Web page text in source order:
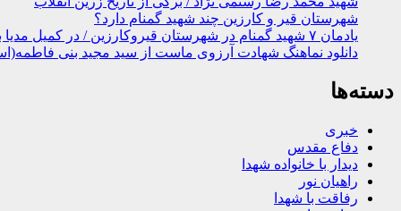
شهرستان قیر و کارزین چند شهید گمنام دارد؟
یادمان ۷ شهید گمنام در شهرستان قیروکارزین / در کمیل مدیا ببینید
دانلود نماهنگ شهادت آرزوی ماست از سید مجید بنی
دسته‌ها
خبری
دفاع مقدس
دیدار با خانواده شهدا
راهیان نور
رفاقت با شهدا